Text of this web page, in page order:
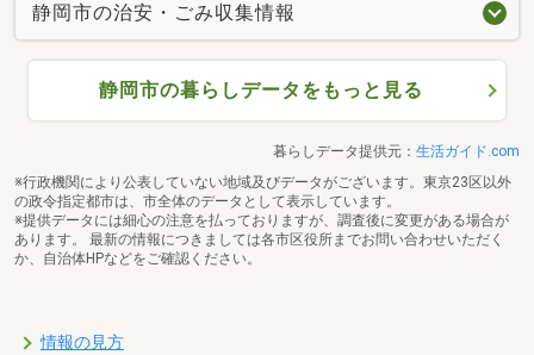
静岡市の治安・ごみ収集情報
静岡市の暮らしデータをもっと見る
暮らしデータ提供元： 生活ガイド.com
※行政機関により公表していない地域及びデータがございます。東京23区以外
の政令指定都市は、市全体のデータとして表示しています。
※提供データには細心の注意を払っておりますが、調査後に変更がある場合が
あります。 最新の情報につきましては各市区役所までお問い合わせいただく
か、自治体HPなどをご確認ください。
情報の見方